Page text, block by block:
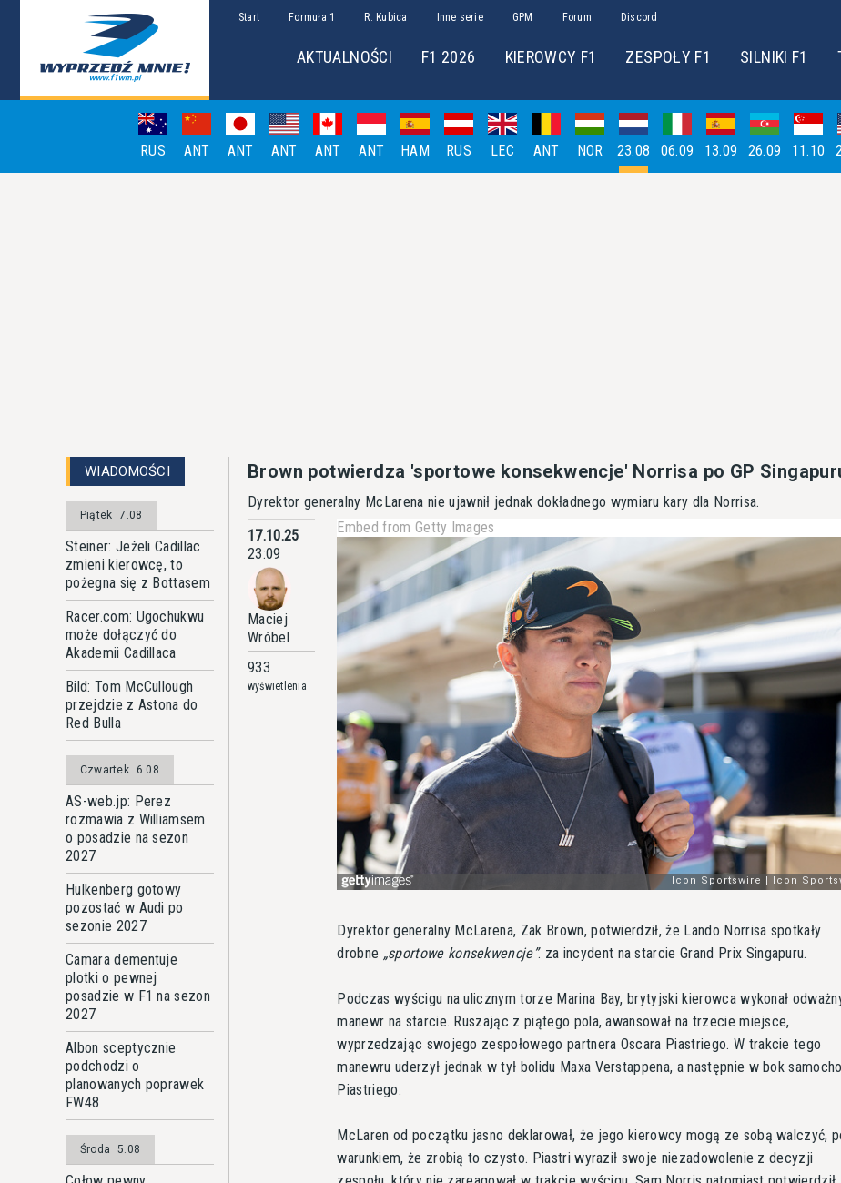
Start Formuła 1 R. Kubica Inne serie GPM Forum Discord
AKTUALNOŚCI F1 2026 KIEROWCY F1 ZESPOŁY F1 SILNIKI F1
RUS ANT ANT ANT ANT ANT HAM RUS LEC ANT NOR 23.08 06.09 13.09 26.09 11.10
WIADOMOŚCI
Piątek 7.08
Steiner: Jeżeli Cadillac
zmieni kierowcę, to
pożegna się z Bottasem
Racer.com: Ugochukwu
może dołączyć do
Akademii Cadillaca
Bild: Tom McCullough
przejdzie z Astona do
Red Bulla
Czwartek 6.08
AS-web.jp: Perez
rozmawia z Williamsem
o posadzie na sezon
2027
Hulkenberg gotowy
pozostać w Audi po
sezonie 2027
Camara dementuje
plotki o pewnej
posadzie w F1 na sezon
2027
Albon sceptycznie
podchodzi o
planowanych poprawek
FW48
Środa 5.08
Brown potwierdza 'sportowe konsekwencje' Norrisa po GP
Dyrektor generalny McLarena nie ujawnił jednak dokładnego wymiaru kary dla Norrisa.
17.10.25
23:09
Maciej
Wróbel
933
wyświetlenia
Embed from Getty Images
Dyrektor generalny McLarena, Zak Brown, potwierdził, że Lando Norrisa spotkały
drobne sportowe konsekwencje . za incydent na starcie Grand Prix Singapuru.
Podczas wyścigu na ulicznym torze Marina Bay, brytyjski kierowca wykonał
manewr na starcie. Ruszając z piątego pola, awansował na trzecie miejsce,
wyprzedzając swojego zespołowego partnera Oscara Piastriego. W trakcie tego
manewru uderzył jednak w tył bolidu Maxa Verstappena, a następnie w bok
Piastriego.
McLaren od początku jasno deklarował, że jego kierowcy mogą ze sobą walczyć,
warunkiem, że zrobią to czysto. Piastri wyraził swoje niezadowolenie z decyzji